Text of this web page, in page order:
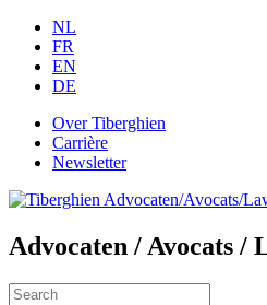
NL
FR
EN
DE
Over Tiberghien
Carrière
Newsletter
Advocaten / Avocats /